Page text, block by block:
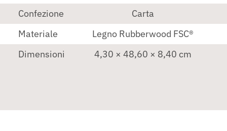
Confezione
Carta
Materiale
Legno Rubberwood FSC®
Dimensioni
4,30 × 48,60 × 8,40 cm